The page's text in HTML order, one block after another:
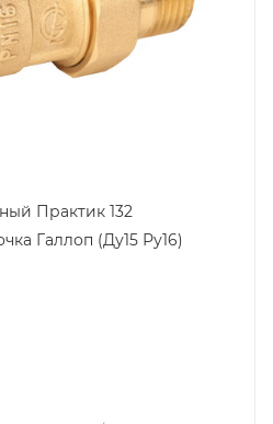
Практик 132
Галлоп (Ду15 Ру16)